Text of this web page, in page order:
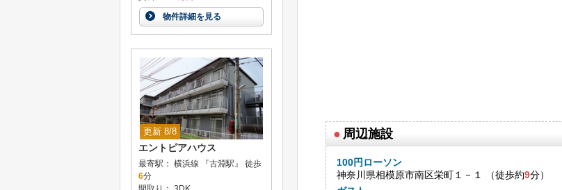
● 周辺施設
100円ローソン
神奈川県相模原市南区栄町１－１ （徒歩約9分）
物件詳細を見る
更新 8/8
エントピアハウス
最寄駅： 横浜線 『古淵駅』 徒歩
6分